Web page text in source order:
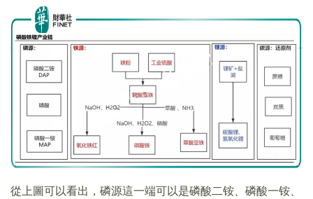
從上圖可以看出，磷源這一端可以是磷酸二铵、磷酸一铵、